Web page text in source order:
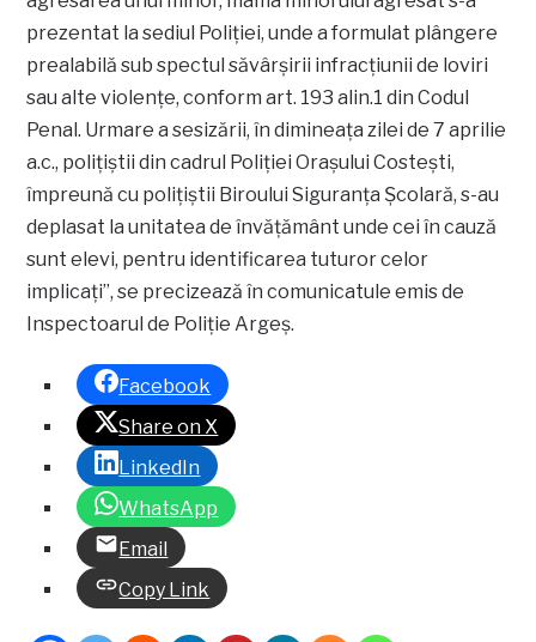
prezentat la sediul Poliţiei, unde a formulat plângere
prealabilă sub spectul săvârşirii infracţiunii de loviri
sau alte violenţe, conform art. 193 alin.1 din Codul
Penal. Urmare a sesizării, în dimineaţa zilei de 7 aprilie
a.c., poliţiştii din cadrul Poliţiei Oraşului Costeşti,
împreună cu poliţiştii Biroului Siguranţa Şcolară, s-au
deplasat la unitatea de învăţământ unde cei în cauză
sunt elevi, pentru identificarea tuturor celor
implicaţi”, se precizează în comunicatule emis de
Inspectoarul de Poliție Argeș.
Facebook
Share on X
LinkedIn
WhatsApp
Email
Copy Link